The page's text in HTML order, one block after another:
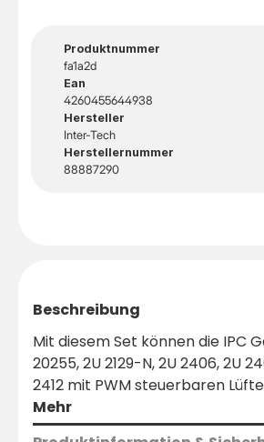
Produktnummer
fa1a2d
Ean
4260455644938
Hersteller
Inter-Tech
Herstellernummer
88887290
Beschreibung
Mit diesem Set können die IPC
20255, 2U 2129-N, 2U 2406, 2U
2412 mit PWM steuerbaren
Mehr